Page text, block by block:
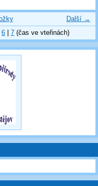
Další →
6 | 7 (čas ve vteřinách)